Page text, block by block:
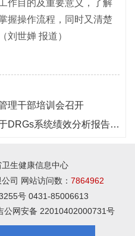
作目的及重要意义，了解
握操作流程，同时又清楚
刘世婵 报道）
理干部培训会召开
系统绩效分析报告专家研讨会召开
生健康信息中心
司 网站访问数： 7864962
号 0431-85006613
公网安备 22010402000731号